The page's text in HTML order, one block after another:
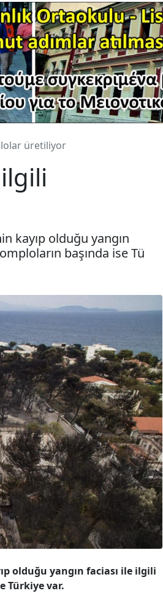
üretiliyor
kayıp olduğu yangın
başında ise Tü
olduğu yangın faciası ile ilgili
Türkiye var.